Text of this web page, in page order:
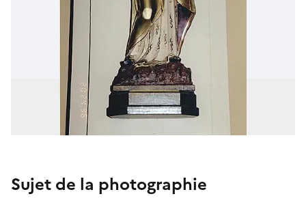
Sujet de la photographie